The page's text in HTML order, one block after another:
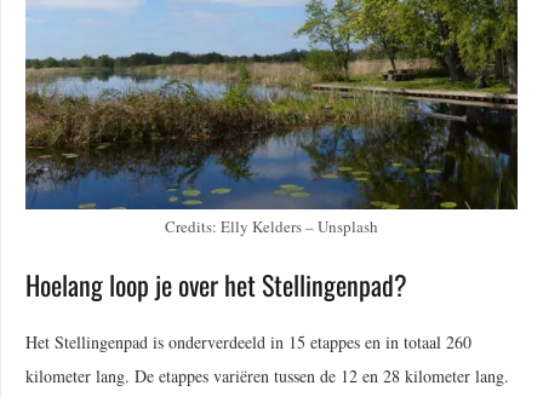
Credits: Elly Kelders – Unsplash
Hoelang loop je over het Stellingenpad?
Het Stellingenpad is onderverdeeld in 15 etappes en in totaal 260
kilometer lang. De etappes variëren tussen de 12 en 28 kilometer lang.